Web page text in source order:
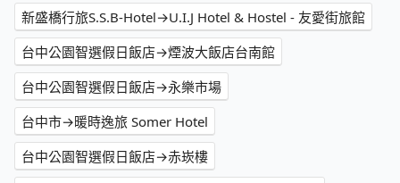
新盛橋行旅S.S.B-Hotel→U.I.J Hotel & Hostel - 友愛街旅館
台中公園智選假日飯店→煙波大飯店台南館
台中公園智選假日飯店→永樂市場
台中市→暖時逸旅 Somer Hotel
台中公園智選假日飯店→赤崁樓